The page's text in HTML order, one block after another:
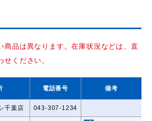
商品は異なります。在庫状況などは、直
せください。
電話番号 備考
千葉店 043-307-1234